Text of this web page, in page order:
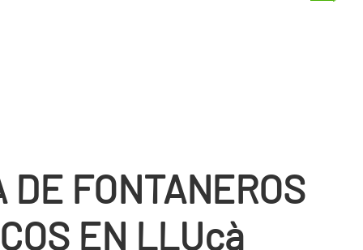
DE FONTANEROS
EN LLUçà